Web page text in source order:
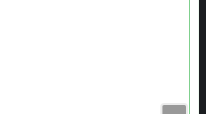
nicht wirklich fruchtig ist. Sie ist von